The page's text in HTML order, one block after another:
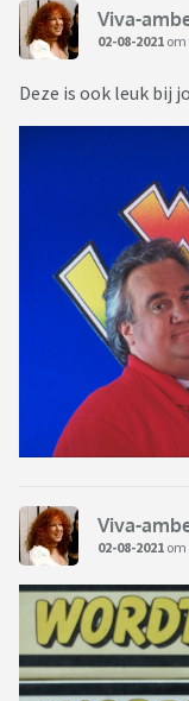
Viva-
02-08-2021 om
Deze is ook leuk bij
Viva-
02-08-2021 om